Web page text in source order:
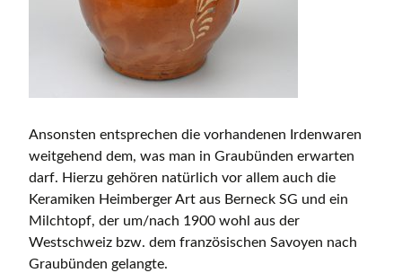
Ansonsten entsprechen die vorhandenen Irdenwaren
weitgehend dem, was man in Graubünden erwarten
darf. Hierzu gehören natürlich vor allem auch die
Keramiken Heimberger Art aus Berneck SG und ein
Milchtopf, der um/nach 1900 wohl aus der
Westschweiz bzw. dem französischen Savoyen nach
Graubünden gelangte.